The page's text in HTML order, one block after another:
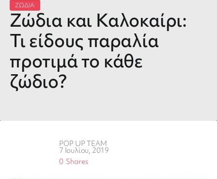
ΖΩΔΙΑ
Ζώδια και Καλοκαίρι:
Τι είδους παραλία
προτιμά το κάθε
ζώδιο?
POP UP TEAM
7 Ιουλίου, 2019
Shares
0